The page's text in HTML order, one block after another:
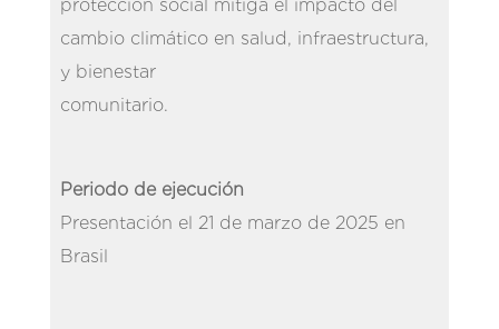
protección social mitiga el impacto del
cambio climático en salud, infraestructura,
y bienestar
comunitario.
Periodo de ejecución
Presentación el 21 de marzo de 2025 en
Brasil